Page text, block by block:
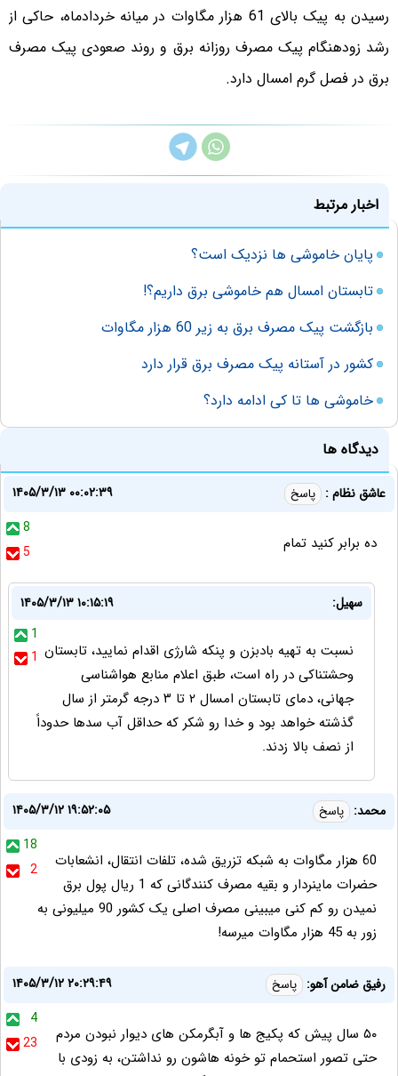
رسیدن به پیک بالای 61 هزار مگاوات در میانه خردادماه، حاکی از
رشد زودهنگام پیک مصرف روزانه برق و روند صعودی پیک مصرف
برق در فصل گرم امسال دارد.
اخبار مرتبط
پایان خاموشی ها نزدیک است؟
تابستان امسال هم خاموشی برق داریم؟!
بازگشت پیک مصرف برق به زیر 60 هزار مگاوات
کشور در آستانه پیک مصرف برق قرار دارد
خاموشی ها تا کی ادامه دارد؟
دیدگاه ها
عاشق نظام : پاسخ
۱۴۰۵/۳/۱۳ ۰۰:۰۲:۳۹
8
5
ده برابر کنید تمام
سهیل:
۱۴۰۵/۳/۱۳ ۱۰:۱۵:۱۹
1
1 نسبت به تهیه بادبزن و پنکه شارژی اقدام نمایید، تابستان
وحشتناکی در راه است، طبق اعلام منابع هواشناسی
جهانی، دمای تابستان امسال ۲ تا ۳ درجه گرمتر از سال
گذشته خواهد بود و خدا رو شکر که حداقل آب سدها حدوداً
از نصف بالا زدند.
محمد: پاسخ
۱۴۰۵/۳/۱۲ ۱۹:۵۲:۰۵
18
2
60 هزار مگاوات به شبکه تزریق شده، تلفات انتقال، انشعابات
حضرات ماینردار و بقیه مصرف کنندگانی که 1 ریال پول برق
نمیدن رو کم کنی میبینی مصرف اصلی یک کشور 90 میلیونی به
زور به 45 هزار مگاوات میرسه!
رفیق ضامن آهو: پاسخ
۱۴۰۵/۳/۱۲ ۲۰:۲۹:۴۹
4
23
۵۰ سال پیش که پکیج ها و آبگرمکن های دیوار نبودن مردم
حتی تصور استحمام تو خونه هاشون رو نداشتن، به زودی با